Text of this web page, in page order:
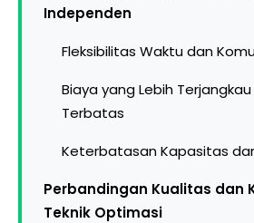
Independen
Fleksibilitas Waktu dan
Biaya yang Lebih
Terbatas
Keterbatasan Kapasitas
Perbandingan Kualitas dan
Teknik Optimasi